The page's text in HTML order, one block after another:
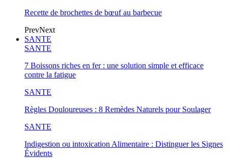
Recette de brochettes de bœuf au barbecue
PrevNext
SANTE
SANTE
7 Boissons riches en fer : une solution simple et efficace
contre la fatigue
SANTE
Règles Douloureuses : 8 Remèdes Naturels pour Soulager
SANTE
Indigestion ou intoxication Alimentaire : Distinguer les Signes
Évidents